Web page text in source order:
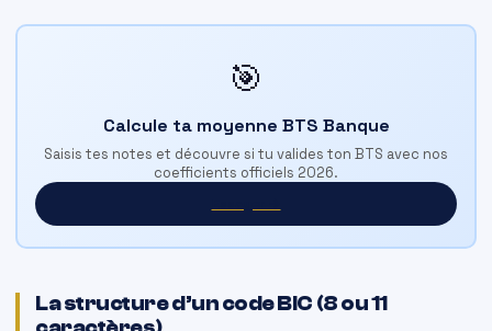
🎯
Calcule ta moyenne BTS Banque
Saisis tes notes et découvre si tu valides ton BTS avec nos
coefficients officiels 2026.
La structure d’un code BIC (8 ou 11